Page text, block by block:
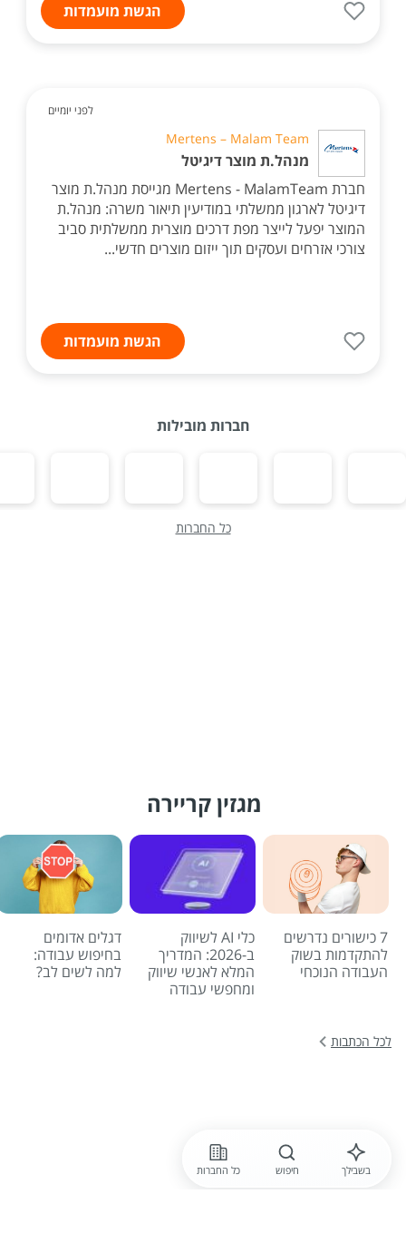
הגשת מועמדות
לפני יומיים
Mertens – Malam Team
מנהל.ת מוצר דיגיטל
חברת Mertens - MalamTeam מגייסת מנהל.ת מוצר
דיגיטל לארגון ממשלתי במודיעין תיאור משרה: מנהל.ת
המוצר יפעל לייצר מפת דרכים מוצרית ממשלתית סביב
צורכי אזרחים ועסקים תוך ייזום מוצרים חדשי...
הגשת מועמדות
חברות מובילות
כל החברות
מגזין קריירה
7 כישורים נדרשים
להתקדמות בשוק
העבודה הנוכחי
כלי AI לשיווק
ב-2026: המדריך
המלא לאנשי שיווק
ומחפשי עבודה
דגלים אדומים
בחיפוש עבודה:
למה לשים לב?
לכל הכתבות
בשבילך חיפוש כל החברות